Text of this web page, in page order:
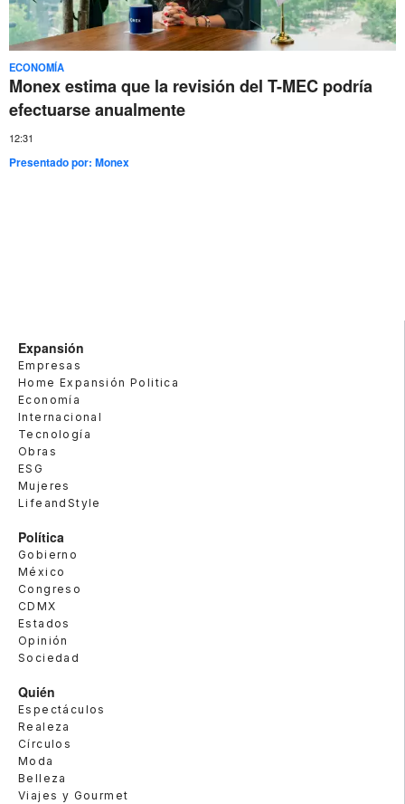
ECONOMÍA
Monex estima que la revisión del T-MEC podría
efectuarse anualmente
12:31
Presentado por:Monex
Expansión
Empresas
Home Expansión Politica
Economía
Internacional
Tecnología
Obras
ESG
Mujeres
LifeandStyle
Política
Gobierno
México
Congreso
CDMX
Estados
Opinión
Sociedad
Quién
Espectáculos
Realeza
Círculos
Moda
Belleza
Viajes y Gourmet